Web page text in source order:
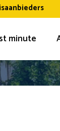
minute